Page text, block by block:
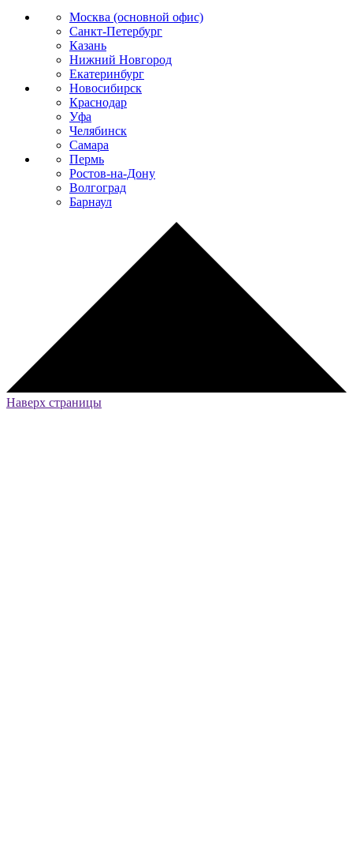
Москва (основной офис)
Санкт-Петербург
Казань
Нижний Новгород
Екатеринбург
Новосибирск
Краснодар
Уфа
Челябинск
Самара
Пермь
Ростов-на-Дону
Волгоград
Барнаул
Наверх страницы